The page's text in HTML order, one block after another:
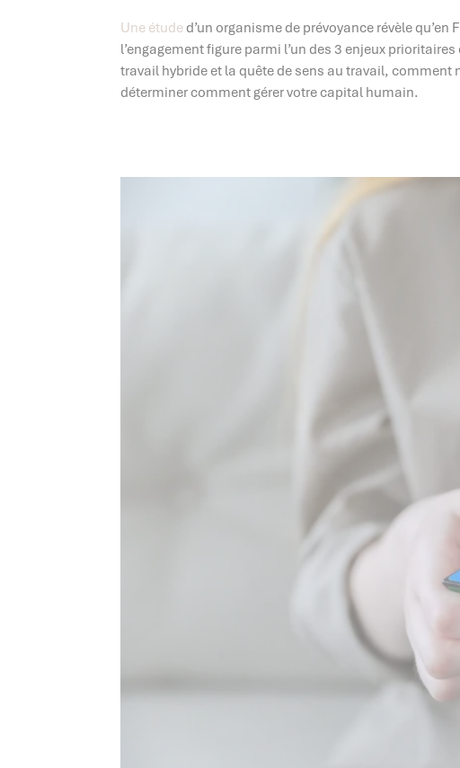
Une étude d’un organisme de prévoyance révèle
l’engagement figure parmi l’un des 3 enjeux
travail hybride et la quête de sens au travail,
déterminer comment gérer votre capital humain.